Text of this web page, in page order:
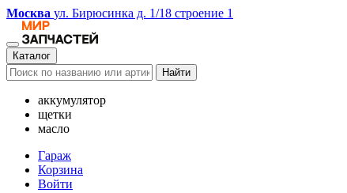
Москва ул. Бирюсинка д. 1/18 строение 1
Каталог
Найти
аккумулятор
щетки
масло
Гараж
Корзина
Войти